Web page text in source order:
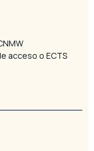
acceso o ECTS